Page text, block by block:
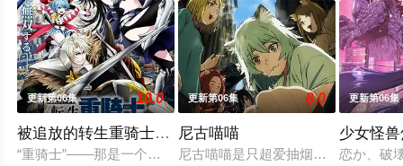
更新第06集 10.0
被追放的转生重骑士用游戏知识开无双
“重骑士”——那是一个以防御为主，吸引敌人攻击以保护队友的
更新第06集 8.0
尼古喵喵
尼古喵喵是只超爱抽烟的废物兽人！
更新第06集
少女怪
恋か、破